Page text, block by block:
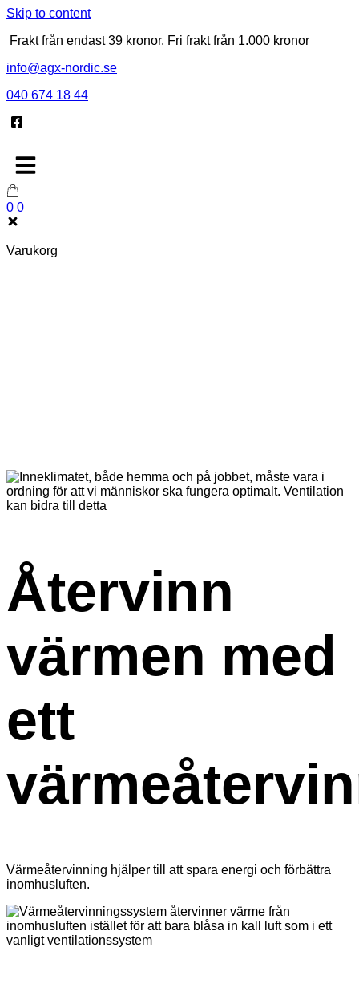
Skip to content
Frakt från endast 39 kronor. Fri frakt från 1.000 kronor
info@agx-nordic.se
040 674 18 44
0 0
Varukorg
Återvinn
värmen med
ett
Värmeåtervinning hjälper till att spara energi och förbättra
inomhusluften.